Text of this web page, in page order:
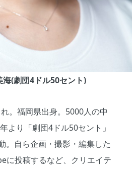
(劇団4ドル50セント)
。福岡県出身。5000人の中
より「劇団4ドル50セント」
。自ら企画・撮影・編集した
に投稿するなど、クリエイテ